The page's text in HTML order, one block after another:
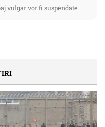
vulgar vor fi suspendate